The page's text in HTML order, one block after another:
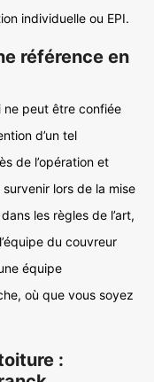
individuelle ou EPI.
référence en
ne peut être confiée
d’un tel
de l’opération et
lors de la mise
les règles de l’art,
du couvreur
équipe
où que vous soyez
: